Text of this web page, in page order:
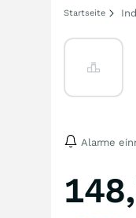
Startseite
Alarme